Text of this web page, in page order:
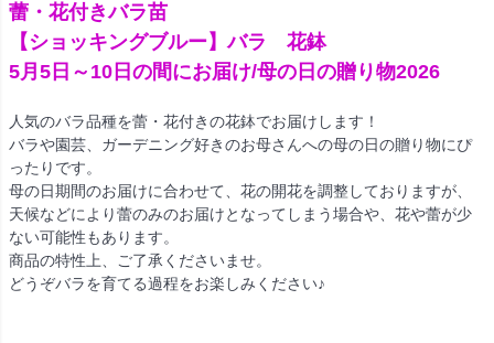
蕾・花付きバラ苗
【ショッキングブルー】バラ 花鉢
5月5日～10日の間にお届け/母の日の贈り物2026
人気のバラ品種を蕾・花付きの花鉢でお届けします！
バラや園芸、ガーデニング好きのお母さんへの母の日の贈り物にぴ
ったりです。
母の日期間のお届けに合わせて、花の開花を調整しておりますが、
天候などにより蕾のみのお届けとなってしまう場合や、花や蕾が少
ない可能性もあります。
商品の特性上、ご了承くださいませ。
どうぞバラを育てる過程をお楽しみください♪